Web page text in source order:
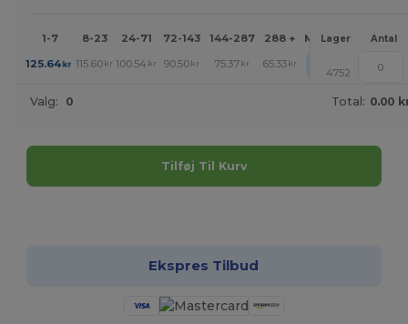
1-7 8-23 24-71 72-143 144-287 288 + MereLager Antal
125.64kr 115.60 kr 100.54 kr 90.50 kr 75.37 kr 65.33 kr
4752
Valg: 0 Total: 0.00
Tilføj Til Kurv
Ekspres Tilbud